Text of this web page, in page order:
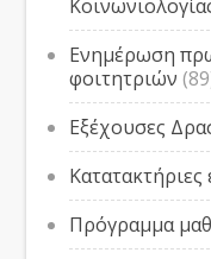
Ενημέρωση
φοιτητριών
Εξέχουσες
Κατατακτήριες
Πρόγραμμα